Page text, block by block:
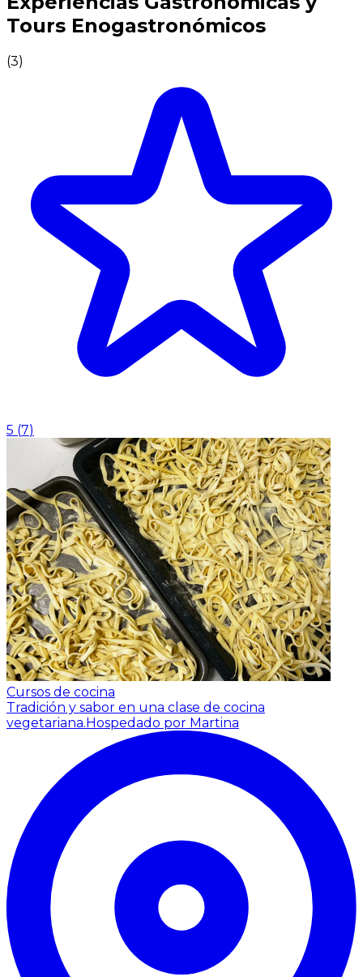
Tours Enogastronómicos
(3)
5 (7)
Cursos de cocina
Tradición y sabor en una clase de cocina
vegetariana.Hospedado por Martina